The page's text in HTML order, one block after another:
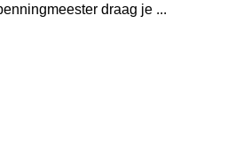
draag je ...